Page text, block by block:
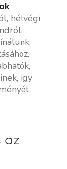
hétvégi
így
az